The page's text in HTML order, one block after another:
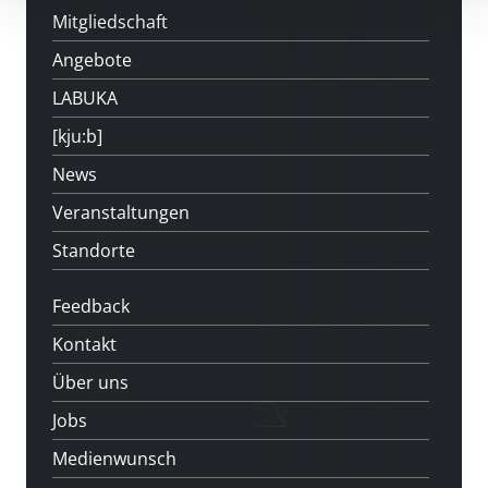
Mitgliedschaft
Angebote
LABUKA
[kju:b]
News
Veranstaltungen
Standorte
Feedback
Kontakt
Über uns
Jobs
Medienwunsch